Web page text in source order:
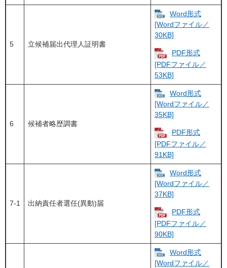
5 立候補届出代理人証明書
Word形式
[Wordファイル／
30KB]
PDF形式
[PDFファイル／
53KB]
6 候補者略歴調書
Word形式
[Wordファイル／
35KB]
PDF形式
[PDFファイル／
91KB]
7-1 出納責任者選任(異動)届
Word形式
[Wordファイル／
37KB]
PDF形式
[PDFファイル／
90KB]
Word形式
[Wordファイル／